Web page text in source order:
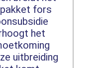
fors
het
uitbreiding